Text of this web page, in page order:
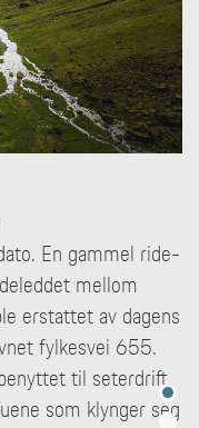
En gammel ride-
mellom
erstattet av dagens
fylkesvei 655.
til seterdrift,
som klynger seg